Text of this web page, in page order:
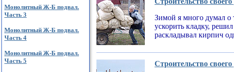
Монолитный Ж-Б подвал.
Часть 3
Монолитный Ж-Б подвал.
Часть 4
Монолитный Ж-Б подвал.
Часть 5
Зимой я много думал о
ускорить кладку,
раскладывал кирпич
Строительство